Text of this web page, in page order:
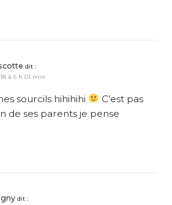
dit :
à 6 h 01 min
sourcils hihihihi
C’est pas
de ses parents je pense
dit :